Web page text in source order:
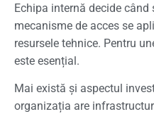
Echipa internă decide
mecanisme de acces se
resursele tehnice. Pentru
este esențial.
Mai există și aspectul
organizația are